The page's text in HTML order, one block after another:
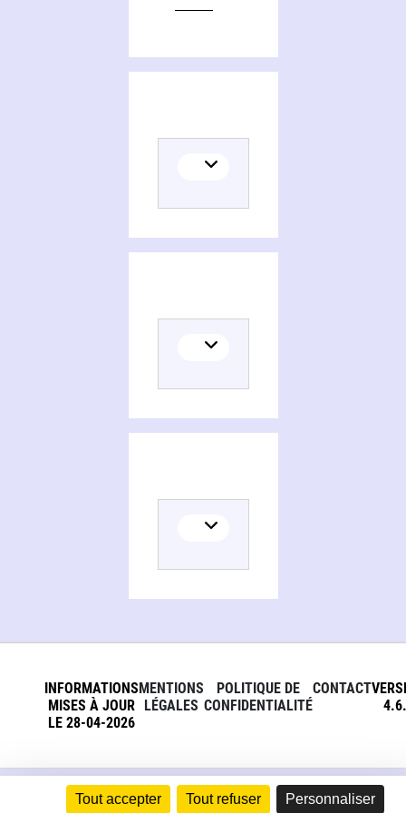
Tout accepter Tout refuser Personnaliser
INFORMATIONS
MISES À JOUR
LE 28-04-2026
MENTIONS
LÉGALES
POLITIQUE DE
CONFIDENTIALITÉ
CONTACT